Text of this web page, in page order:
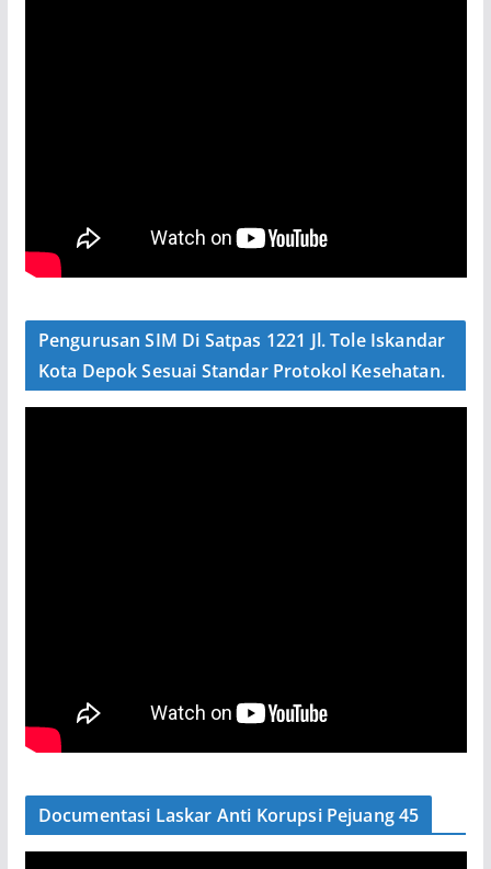
Pengurusan SIM Di Satpas 1221 Jl. Tole Iskandar
Kota Depok Sesuai Standar Protokol Kesehatan.
Documentasi Laskar Anti Korupsi Pejuang 45